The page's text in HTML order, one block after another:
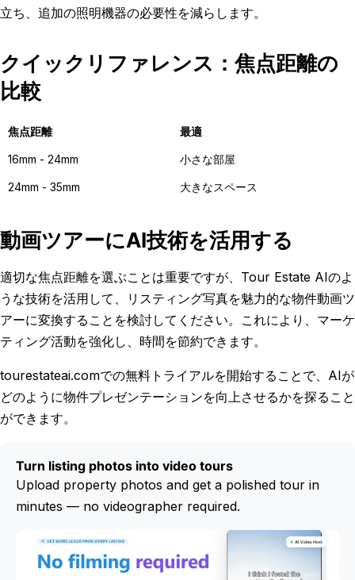
立ち、追加の照明機器の必要性を減らします。
クイックリファレンス：焦点距離の
比較
焦点距離 最適
16mm - 24mm 小さな部屋
24mm - 35mm 大きなスペース
動画ツアーにAI技術を活用する
適切な焦点距離を選ぶことは重要ですが、Tour Estate AIのよ
うな技術を活用して、リスティング写真を魅力的な物件動画ツ
アーに変換することを検討してください。これにより、マーケ
ティング活動を強化し、時間を節約できます。
tourestateai.comでの無料トライアルを開始することで、AIが
どのように物件プレゼンテーションを向上させるかを探ること
ができます。
Turn listing photos into video tours
Upload property photos and get a polished tour in
minutes — no videographer required.